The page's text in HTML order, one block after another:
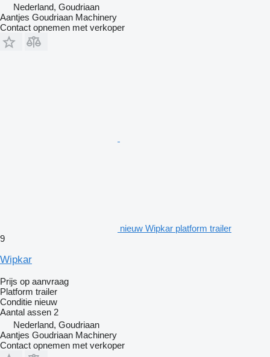
Nederland, Goudriaan
Aantjes Goudriaan Machinery
Contact opnemen met verkoper
nieuw Wipkar platform trailer
9
Wipkar
Prijs op aanvraag
Platform trailer
Conditie nieuw
Aantal assen 2
Nederland, Goudriaan
Aantjes Goudriaan Machinery
Contact opnemen met verkoper